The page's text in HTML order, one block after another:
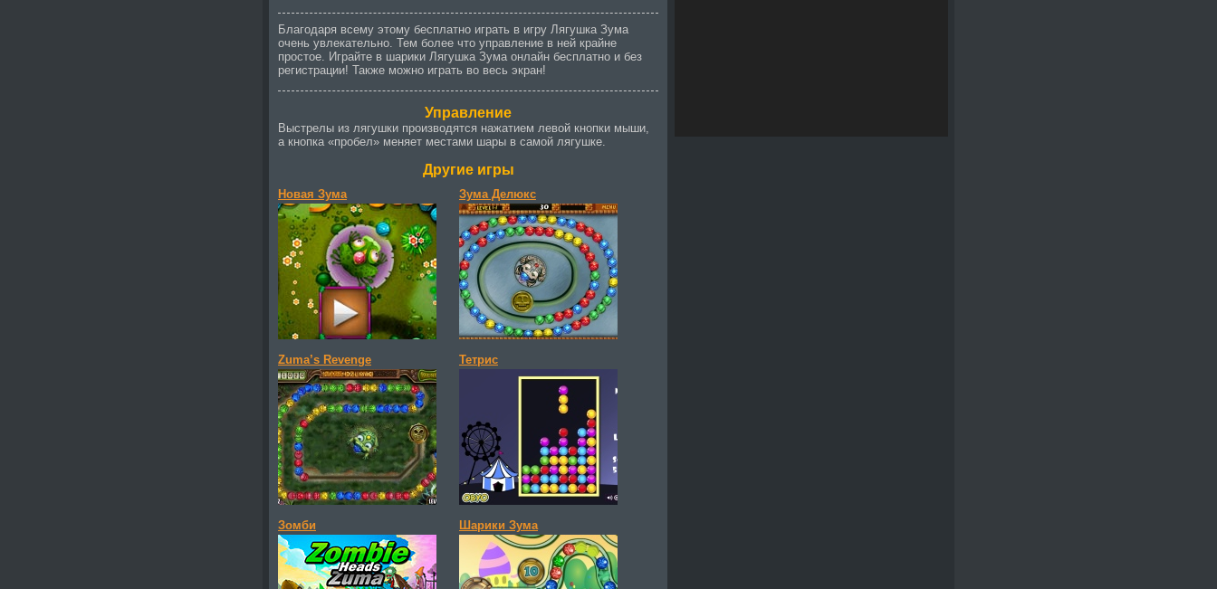
Благодаря всему этому бесплатно играть в игру Лягушка Зума
очень увлекательно. Тем более что управление в ней крайне
простое. Играйте в шарики Лягушка Зума онлайн бесплатно и без
регистрации! Также можно играть во весь экран!
Управление
Выстрелы из лягушки производятся нажатием левой кнопки мыши,
а кнопка «пробел» меняет местами шары в самой лягушке.
Другие игры
Новая Зума Зума Делюкс
Zuma’s Revenge Тетрис
Зомби Шарики Зума